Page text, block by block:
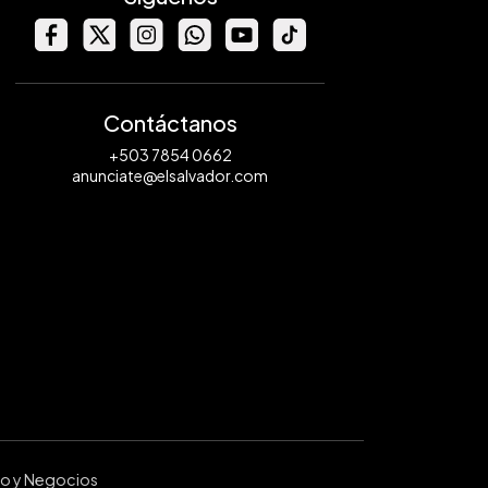
Contáctanos
+503 7854 0662
anunciate@elsalvador.com
y Negocios